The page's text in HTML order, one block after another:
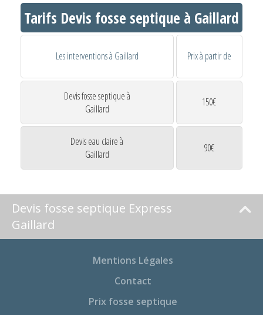
Tarifs Devis fosse septique à Gaillard
Les interventions à Gaillard Prix à partir de
Devis fosse septique à
Gaillard
150€
Devis eau claire à
Gaillard
90€
Devis fosse septique Express
Gaillard
Mentions Légales
Contact
Prix fosse septique